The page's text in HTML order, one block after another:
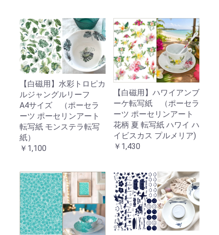
【白磁用】水彩トロピカ
ルジャングルリーフ
A4サイズ （ポーセラ
ーツ ポーセリンアート
転写紙 モンステラ転写
紙）
￥1,100
【白磁用】ハワイアンブ
ーケ転写紙 （ポーセラ
ーツ ポーセリンアート
花柄 夏 転写紙 ハワイ ハ
イビスカス プルメリア)
￥1,430